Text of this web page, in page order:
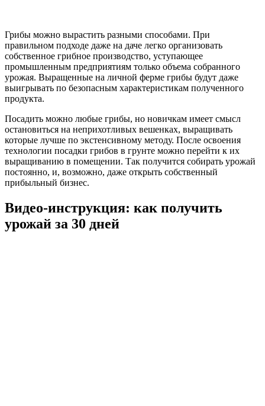
Грибы можно вырастить разными способами. При
правильном подходе даже на даче легко организовать
собственное грибное производство, уступающее
промышленным предприятиям только объема собранного
урожая. Выращенные на личной ферме грибы будут даже
выигрывать по безопасным характеристикам полученного
продукта.
Посадить можно любые грибы, но новичкам имеет смысл
остановиться на неприхотливых вешенках, выращивать
которые лучше по экстенсивному методу. После освоения
технологии посадки грибов в грунте можно перейти к их
выращиванию в помещении. Так получится собирать урожай
постоянно, и, возможно, даже открыть собственный
прибыльный бизнес.
Видео-инструкция: как получить
урожай за 30 дней